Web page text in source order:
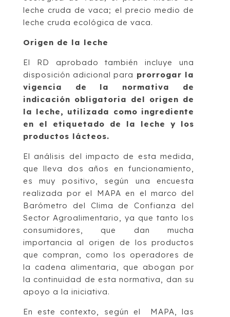
leche cruda de vaca; el precio medio de
leche cruda ecológica de vaca.
Origen de la leche
El RD aprobado también incluye una
disposición adicional para prorrogar la
vigencia de la normativa de
indicación obligatoria del origen de
la leche, utilizada como ingrediente
en el etiquetado de la leche y los
productos lácteos.
El análisis del impacto de esta medida,
que lleva dos años en funcionamiento,
es muy positivo, según una encuesta
realizada por el MAPA en el marco del
Barómetro del Clima de Confianza del
Sector Agroalimentario, ya que tanto los
consumidores, que dan mucha
importancia al origen de los productos
que compran, como los operadores de
la cadena alimentaria, que abogan por
la continuidad de esta normativa, dan su
apoyo a la iniciativa.
En este contexto, según el MAPA, las